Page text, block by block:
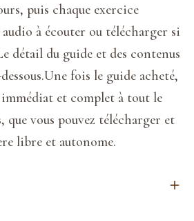
puis chaque exercice
à écouter ou télécharger si
détail du guide et des contenus
fois le guide acheté,
immédiat et complet à tout le
que vous pouvez télécharger et
libre et autonome.